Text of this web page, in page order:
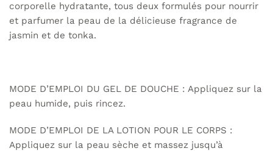
corporelle hydratante, tous deux formulés pour nourrir
et parfumer la peau de la délicieuse fragrance de
jasmin et de tonka.
MODE D’EMPLOI DU GEL DE DOUCHE : Appliquez sur la
peau humide, puis rincez.
MODE D’EMPLOI DE LA LOTION POUR LE CORPS :
Appliquez sur la peau sèche et massez jusqu’à